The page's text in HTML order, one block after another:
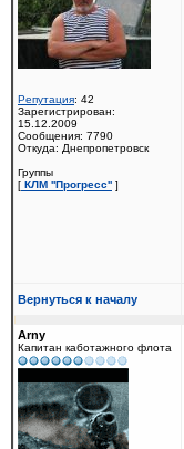
Репутация: 42
Зарегистрирован:
15.12.2009
Сообщения: 7790
Откуда: Днепропетровск
Группы
[ КЛМ ''Прогресс'' ]
Вернуться к началу
Arny
Капитан каботажного флота